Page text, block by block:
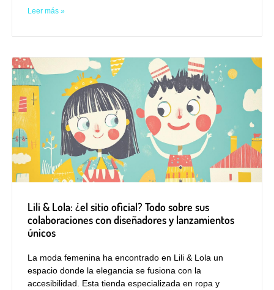
Leer más »
Lili & Lola: ¿el sitio oficial? Todo sobre sus
colaboraciones con diseñadores y lanzamientos
únicos
La moda femenina ha encontrado en Lili & Lola un
espacio donde la elegancia se fusiona con la
accesibilidad. Esta tienda especializada en ropa y